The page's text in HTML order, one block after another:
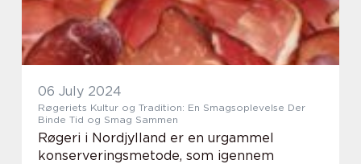
06 July 2024
Røgeriets Kultur og Tradition: En Smagsoplevelse Der
Binde Tid og Smag Sammen
Røgeri i Nordjylland er en urgammel
konserveringsmetode, som igennem